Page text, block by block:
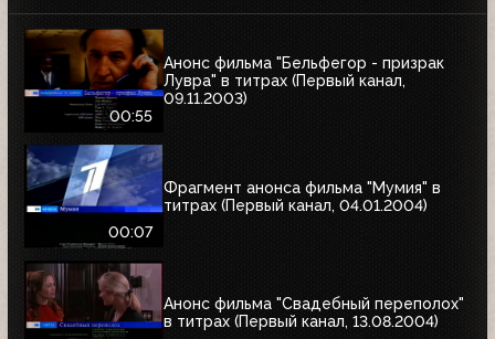
00:55
Анонс фильма "Бельфегор - призрак
Лувра" в титрах (Первый канал,
09.11.2003)
00:07
Фрагмент анонса фильма "Мумия" в
титрах (Первый канал, 04.01.2004)
Анонс фильма "Свадебный переполох"
в титрах (Первый канал, 13.08.2004)